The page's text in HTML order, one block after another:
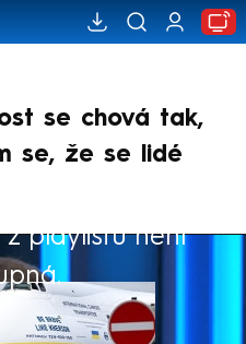
se chová tak,
se, že se lidé
playlistu není